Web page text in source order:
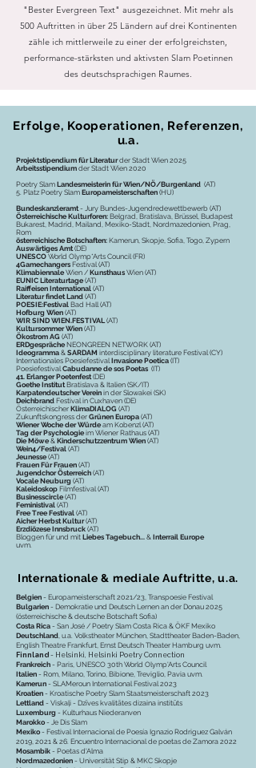
"Bester Evergreen Text" ausgezeichnet. Mit mehr als
500 Auftritten in über 25 Ländern auf drei Kontinenten
zähle ich mittlerweile zu einer der erfolgreichsten,
performance-stärksten und aktivsten Slam Poetinnen
des deutschsprachigen Raumes.
Erfolge, Kooperationen, Referenzen,
u.a.
Projektstipendium für Literaturder Stadt Wien 2025
Arbeitsstipendium der Stadt Wien 2020
Poetry Slam Landesmeisterin für Wien/NÖ/Burgenland (AT)
5. Platz Poetry Slam Europameisterschaften (HU)
Bundeskanzleramt- Jury Bundes-Jugendredewettbewerb (AT)
Österreichische Kulturforen: Belgrad, Bratislava, Brüssel, Budapest
Bukarest, Madrid, Mailand, Mexiko-Stadt, Nordmazedonien, Prag,
Rom
österreichische Botschaften: Kamerun, Skopje, Sofia, Togo, Zypern
Auswärtiges Amt(DE)
UNESCO World Olymp*Arts Council (FR)
4Gamechangers Festival (AT)
KlimabiennaleWien / Kunsthaus Wien (AT)
EUNIC Literaturtage(AT)
Raiffeisen International (AT)
Literatur findet Land (AT)
POESIE:Festival Bad Hall (AT)
Hofburg Wien (AT)
WIR SIND WIEN.FESTIVAL(AT)
Kultursommer Wien (AT)
Ökostrom AG (AT)
ERDgespräche NEONGREEN NETWORK (AT)
Ideogramma & SARDAM interdisciplinary literature Festival (CY)
Internationales PoesiefestivalInvasione Poetica (IT)
PoesiefestivalCabudanne de sos Poetas (IT)
41. Erlanger Poetenfest(DE)
Goethe InstitutBratislava & Italien (SK/IT)
Karpatendeutscher Verein in der Slowakei (SK)
Deichbrand Festival in Cuxhaven (DE)
Österreichischer KlimaDIALOG (AT)
Zukunftskongress der Grünen Europa (AT)
Wiener Woche der Würdeam Kobenzl (AT)
Tag der Psychologieim Wiener Rathaus (AT)
Die Möwe& Kinderschutzzentrum Wien (AT)
Wein4/Festival (AT)
Jeunesse(AT)
Frauen Für Frauen (AT)
Jugendchor Österreich (AT)
Vocale Neuburg (AT)
Kaleidoskop Filmfestival (AT)
Businesscircle(AT)
Feministival (AT)
Free Tree Festival (AT)
Aicher Herbst Kultur(AT)
Erzdiözese Innsbruck (AT)
Bloggen für und mit Liebes Tagebuch... & Interrail Europe
uvm.
Internationale & mediale Auftritte, u.a.
Belgien - Europameisterschaft 2021/23, Transpoesie Festival
Bulgarien - Demokratie und Deutsch Lernen an der Donau 2025
(österreichische & deutsche Botschaft Sofia)
Costa Rica - San José / Poetry Slam Costa Rica & ÖKF Mexiko
Deutschland, u.a. Volkstheater München, Stadttheater Baden-Baden,
English Theatre Frankfurt, Ernst Deutsch Theater Hamburg uvm.
Finnland - Helsinki, Helsinki Poetry Connection
Frankreich - Paris, UNESCO 30th World Olymp'Arts Council
Italien - Rom, Milano, Torino, Bibione, Treviglio, Pavia uvm.
Kamerun - SLAMeroun International Festival 2023
Kroatien - Kroatische Poetry Slam Staatsmeisterschaft 2023
Lettland - Viskaļi - Dzīves kvalitātes dizaina institūts
Luxemburg - Kulturhaus Niederanven
Marokko- Je Dis Slam
Mexiko- Festival Internacional de Poesía Ignazio Rodriguez Galván
2019, 2021 & 26. Encuentro Internacional de poetas de Zamora 2022
Mosambik - Poetas d'Alma
Nordmazedonien - Universität Stip & MKC Skopje